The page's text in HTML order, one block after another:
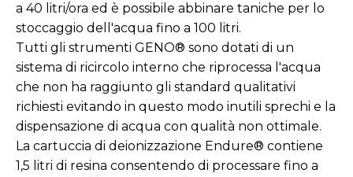
a 40 litri/ora ed è possibile abbinare taniche per lo
stoccaggio dell'acqua fino a 100 litri.
Tutti gli strumenti GENO® sono dotati di un
sistema di ricircolo interno che riprocessa l'acqua
che non ha raggiunto gli standard qualitativi
richiesti evitando in questo modo inutili sprechi e la
dispensazione di acqua con qualità non ottimale.
La cartuccia di deionizzazione Endure® contiene
1,5 litri di resina consentendo di processare fino a